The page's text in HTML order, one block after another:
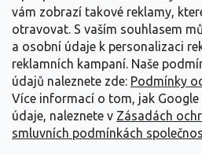
vám zobrazí takové reklamy,
otravovat. S vaším souhlasem
a osobní údaje k personalizaci
reklamních kampaní. Naše
údajů naleznete zde: Podmínky
Více informací o tom, jak
údaje, naleznete v Zásadách
smluvních podmínkách
Kontakujte nás